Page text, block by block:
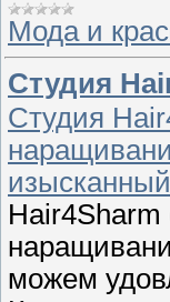
Мода и
Студия
Студия
Hair4Sharm
можем